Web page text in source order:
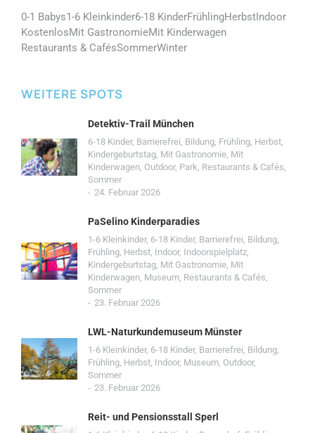
0-1 Babys1-6 Kleinkinder6-18 KinderFrühlingHerbstIndoor
KostenlosMit GastronomieMit Kinderwagen
Restaurants & CafésSommerWinter
WEITERE SPOTS
Detektiv-Trail München
6-18 Kinder, Barrierefrei, Bildung, Frühling, Herbst,
Kindergeburtstag, Mit Gastronomie, Mit
Kinderwagen, Outdoor, Park, Restaurants & Cafés,
Sommer
24. Februar 2026
PaSelino Kinderparadies
1-6 Kleinkinder, 6-18 Kinder, Barrierefrei, Bildung,
Frühling, Herbst, Indoor, Indoorspielplatz,
Kindergeburtstag, Mit Gastronomie, Mit
Kinderwagen, Museum, Restaurants & Cafés,
Sommer
23. Februar 2026
LWL-Naturkundemuseum Münster
1-6 Kleinkinder, 6-18 Kinder, Barrierefrei, Bildung,
Frühling, Herbst, Indoor, Museum, Outdoor,
Sommer
23. Februar 2026
Reit- und Pensionsstall Sperl